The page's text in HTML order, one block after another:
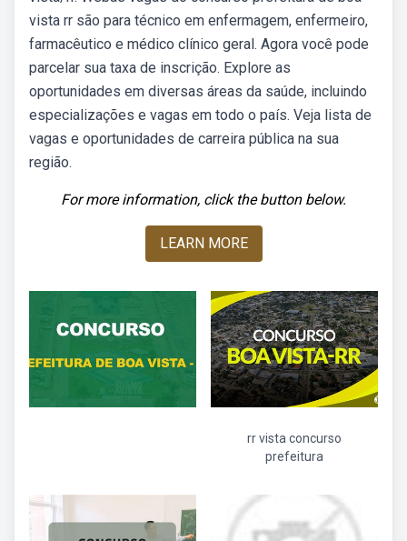
vista rr são para técnico em enfermagem, enfermeiro,
farmacêutico e médico clínico geral. Agora você pode
parcelar sua taxa de inscrição. Explore as
oportunidades em diversas áreas da saúde, incluindo
especializações e vagas em todo o país. Veja lista de
vagas e oportunidades de carreira pública na sua
região.
For more information, click the button below.
LEARN MORE
rr vista concurso
prefeitura